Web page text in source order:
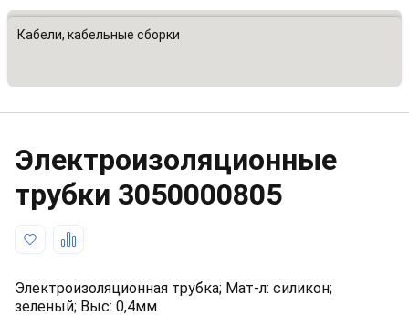
Все категории
Кабели, кабельные сборки
Электроизоляционные
трубки 3050000805
Электроизоляционная трубка; Мат-л: силикон;
зеленый; Выс: 0,4мм